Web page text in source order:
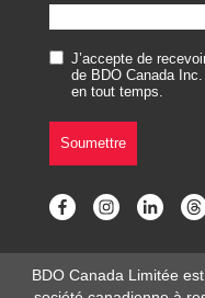
J’accepte de
de BDO Canada
en tout temps.
Soumettre
BDO Canada Limitée